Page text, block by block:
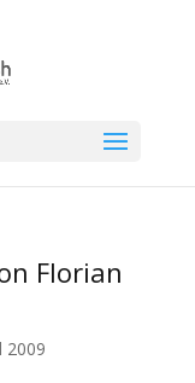
Florian
2009